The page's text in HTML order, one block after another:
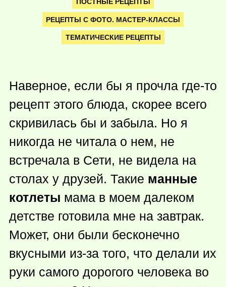
РЕЦЕПТЫ С ФОТО. МАСТЕР-КЛАССЫ
ТЕМАТИЧЕСКИЕ РЕЦЕПТЫ
Наверное, если бы я прочла где-то
рецепт этого блюда, скорее всего
скривилась бы и забыла. Но я
никогда не читала о нем, не
встречала в Сети, не видела на
столах у друзей. Такие манные
котлеты мама в моем далеком
детстве готовила мне на завтрак.
Может, они были бесконечно
вкусными из-за того, что делали их
руки самого дорогого человека во